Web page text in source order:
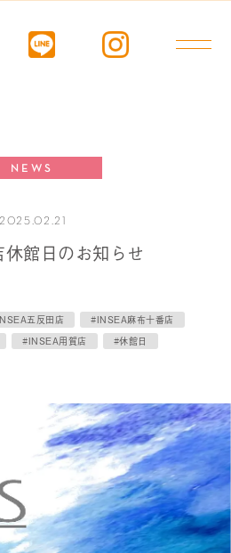
NEWS
2025.02.21
館日のお知らせ
五反田店
#INSEA麻布十番店
#INSEA用賀店 #休館日